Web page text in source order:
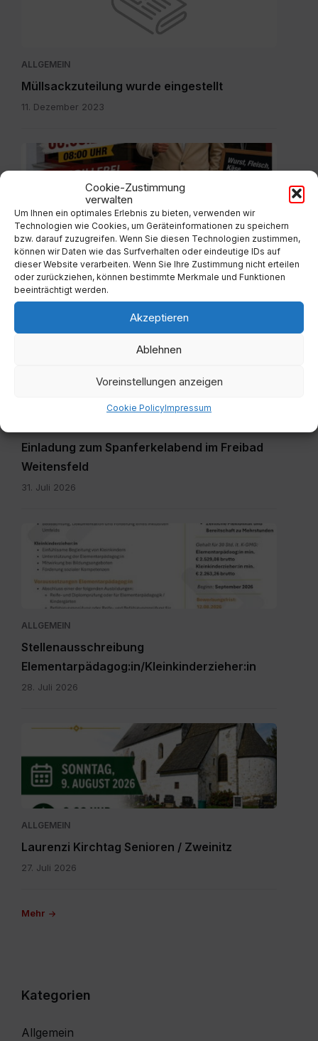
Cookie-Zustimmung
verwalten
Um Ihnen ein optimales Erlebnis zu bieten, verwenden wir
Technologien wie Cookies, um Geräteinformationen zu speichern
bzw. darauf zuzugreifen. Wenn Sie diesen Technologien zustimmen,
können wir Daten wie das Surfverhalten oder eindeutige IDs auf
dieser Website verarbeiten. Wenn Sie Ihre Zustimmung nicht erteilen
oder zurückziehen, können bestimmte Merkmale und Funktionen
beeinträchtigt werden.
Akzeptieren
Ablehnen
Voreinstellungen anzeigen
Cookie PolicyImpressum
ALLGEMEIN
Müllsackzuteilung wurde eingestellt
11. Dezember 2023
IMG-
20260804-
WA0003.jpg
ALLGEMEIN
Eröffnung Imbissstube Weitensfeld
4. August 2026
Einladung
Einladung zum Spanferkelabend im Freibad
Weitensfeld
31. Juli 2026
Personalpool
Bezirk
Feldkirchen
St.
Veit.pdf
ALLGEMEIN
Stellenausschreibung
Elementarpädagog:in/Kleinkinderzieher:in
28. Juli 2026
IMG-
WA0000.jpg
ALLGEMEIN
Laurenzi Kirchtag Senioren / Zweinitz
27. Juli 2026
Mehr
Kategorien
Allgemein